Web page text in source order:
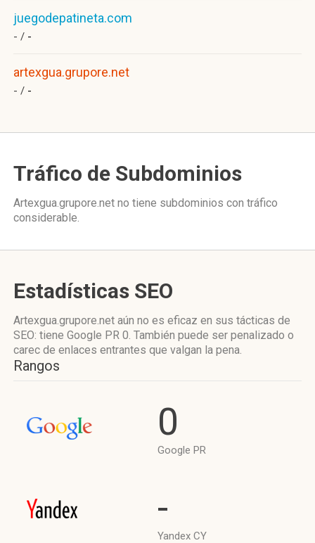
juegodepatineta.com
- / -
artexgua.grupore.net
- / -
Tráfico de Subdominios
Artexgua.grupore.net no tiene subdominios con tráfico
considerable.
Estadísticas SEO
Artexgua.grupore.net aún no es eficaz en sus tácticas de
SEO: tiene Google PR 0. También puede ser penalizado o
carec de enlaces entrantes que valgan la pena.
Rangos
0
Google PR
-
Yandex CY